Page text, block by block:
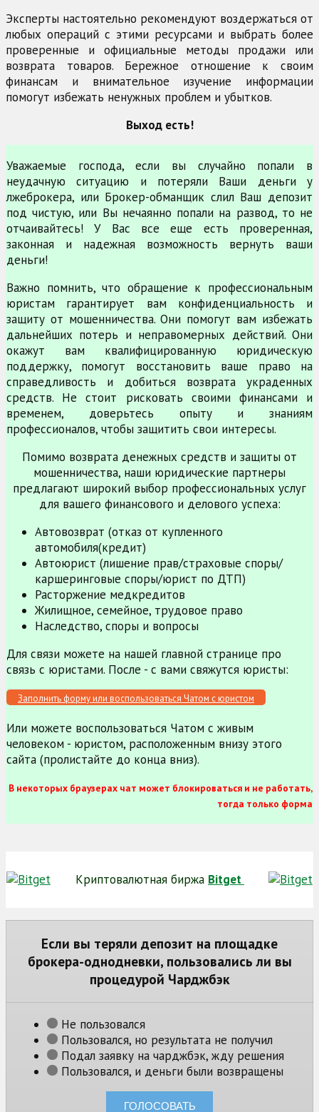
Эксперты настоятельно рекомендуют воздержаться от
любых операций с этими ресурсами и выбрать более
проверенные и официальные методы продажи или
возврата товаров. Бережное отношение к своим
финансам и внимательное изучение информации
помогут избежать ненужных проблем и убытков.
Выход есть!
Уважаемые господа, если вы случайно попали в
неудачную ситуацию и потеряли Ваши деньги у
лжеброкера, или Брокер-обманщик слил Ваш депозит
под чистую, или Вы нечаянно попали на развод, то не
отчаивайтесь! У Вас все еще есть проверенная,
законная и надежная возможность вернуть ваши
деньги!
Важно помнить, что обращение к профессиональным
юристам гарантирует вам конфиденциальность и
защиту от мошенничества. Они помогут вам избежать
дальнейших потерь и неправомерных действий. Они
окажут вам квалифицированную юридическую
поддержку, помогут восстановить ваше право на
справедливость и добиться возврата украденных
средств. Не стоит рисковать своими финансами и
временем, доверьтесь опыту и знаниям
профессионалов, чтобы защитить свои интересы.
Помимо возврата денежных средств и защиты от
мошенничества, наши юридические партнеры
предлагают широкий выбор профессиональных услуг
для вашего финансового и делового успеха:
Автовозврат (отказ от купленного
автомобиля(кредит)
Автоюрист (лишение прав/страховые споры/
каршеринговые споры/юрист по ДТП)
Расторжение медкредитов
Жилищное, семейное, трудовое право
Наследство, споры и вопросы
Для связи можете на нашей главной странице про
связь с юристами. После - с вами свяжутся юристы:
Заполнить форму или воспользоваться Чатом с юристом
Или можете воспользоваться Чатом с живым
человеком - юристом, расположенным внизу этого
сайта (пролистайте до конца вниз).
В некоторых браузерах чат может блокироваться и не работать,
тогда только форма
Криптовалютная биржа Bitget
Если вы теряли депозит на площадке
брокера-однодневки, пользовались ли вы
процедурой Чарджбэк
Не пользовался
Пользовался, но результата не получил
Подал заявку на чарджбэк, жду решения
Пользовался, и деньги были возвращены